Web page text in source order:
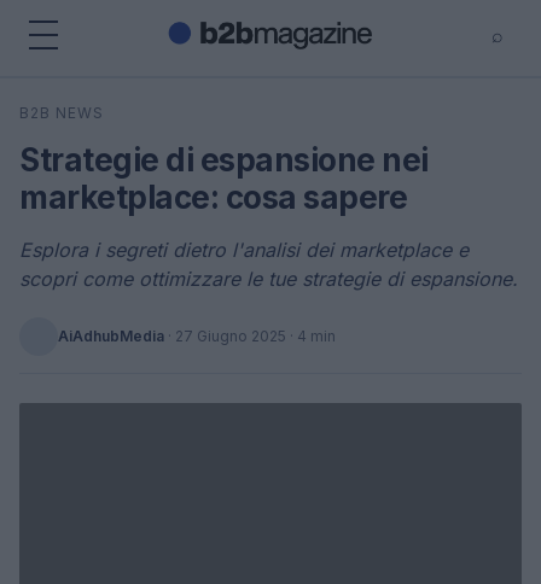
⌕
Cerca
B2B NEWS
Strategie di espansione nei
marketplace: cosa sapere
Esplora i segreti dietro l'analisi dei marketplace e
scopri come ottimizzare le tue strategie di espansione.
AiAdhubMedia · 27 Giugno 2025 · 4 min